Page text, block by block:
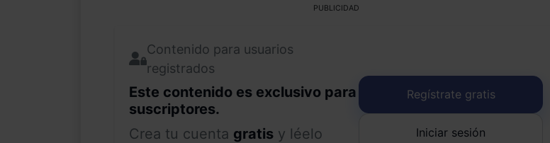
PUBLICIDAD
Contenido para usuarios
registrados
Este contenido es exclusivo para
suscriptores.
Crea tu cuenta gratis y léelo
Regístrate gratis
Iniciar sesión